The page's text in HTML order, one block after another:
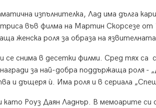
изпълнителка, Лад има дълга
във филма на Мартин Скорсезе от
женска роля за образа на
се снима в десетки филми. Сред тях са
за най-добра поддържаща роля -
и дъщеря ѝ. Има роля и в сериала
като Роуз Даян Ладнър. В мемоарите си